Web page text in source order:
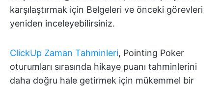
karşılaştırmak için Belgeleri ve önceki görevleri
yeniden inceleyebilirsiniz.
ClickUp Zaman Tahminleri, Pointing Poker
oturumları sırasında hikaye puanı tahminlerini
daha doğru hale getirmek için mükemmel bir